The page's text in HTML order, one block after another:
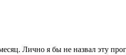
Лично я бы не назвал эту